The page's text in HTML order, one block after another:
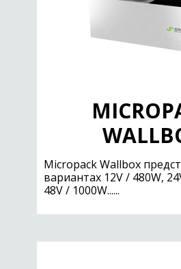
Micropack Wallbox
вариантах 12V / 480W,
48V / 1000W......